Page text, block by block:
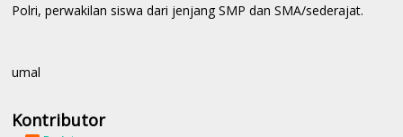
Polri, perwakilan siswa dari jenjang SMP dan SMA/sederajat.
umal
Kontributor